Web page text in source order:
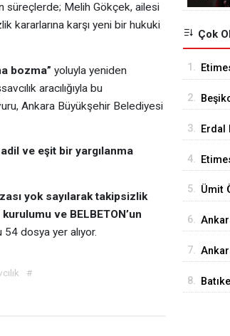
süreçlerde; Melih Gökçek, ailesi
kararlarına karşı yeni bir hukuki
bozma” yoluyla yeniden
aracılığıyla bu
Ankara Büyükşehir Belediyesi
ve eşit bir yargılanma
yok sayılarak takipsizlik
ve BELBETON’un
54 dosya yer alıyor.
#
Çok
1.
2.
3. Erdal
4.
5. Ümit
6.
7.
8.